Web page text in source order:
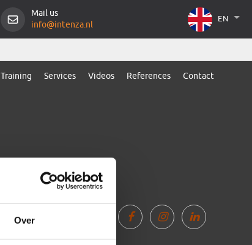
Over
Mail us
info@intenza.nl
EN
Training Services Videos References Contact